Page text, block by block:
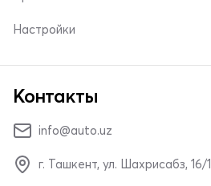
Настройки
Контакты
info@auto.uz
г. Ташкент, ул. Шахрисабз, 16/1